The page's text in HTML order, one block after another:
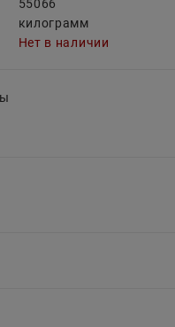
55066
килограмм
Нет в наличии